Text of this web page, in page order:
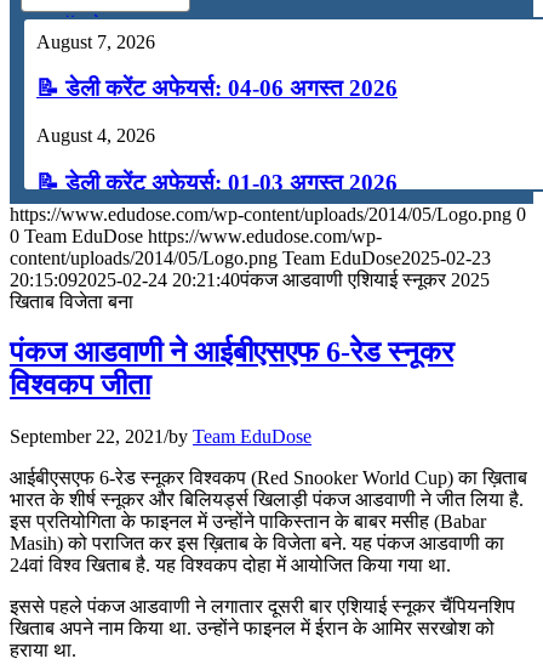
मॉक टेस्ट
टुडेज जीके
Menu Menu
August 7, 2026
📝 डेली करेंट अफेयर्स: 04-06 अगस्त 2026
August 4, 2026
📝 डेली करेंट अफेयर्स: 01-03 अगस्त 2026
July 31, 2026
📝 डेली करेंट अफेयर्स: 28-31 जुलाई 2026
📝 डेली करेंट अफेयर्स: 25-27 जुलाई 2026
📝 डेली करेंट अफेयर्स: 22-24 जुलाई 2026
July 22, 2026
📝 डेली करेंट अफेयर्स: 19-21 जुलाई 2026
July 19, 2026
📝 डेली करेंट अफेयर्स: 16-18 जुलाई 2026
https://www.edudose.com/wp-content/uploads/2014/05/Logo.png 0
0 Team EduDose https://www.edudose.com/wp-
content/uploads/2014/05/Logo.png Team EduDose2025-02-23
20:15:092025-02-24 20:21:40पंकज आडवाणी एशियाई स्नूकर 2025
खिताब विजेता बना
पंकज आडवाणी ने आईबीएसएफ 6-रेड स्नूकर
विश्वकप जीता
September 22, 2021/by Team EduDose
आईबीएसएफ 6-रेड स्नूकर विश्वकप (Red Snooker World Cup) का ख़िताब
भारत के शीर्ष स्नूकर और बिलियर्ड्स खिलाड़ी पंकज आडवाणी ने जीत लिया है.
इस प्रतियोगिता के फाइनल में उन्होंने पाकिस्तान के बाबर मसीह (Babar
Masih) को पराजित कर इस ख़िताब के विजेता बने. यह पंकज आडवाणी का
24वां विश्व खिताब है. यह विश्वकप दोहा में आयोजित किया गया था.
इससे पहले पंकज आडवाणी ने लगातार दूसरी बार एशियाई स्नूकर चैंपियनशिप
खिताब अपने नाम किया था. उन्होंने फाइनल में ईरान के आमिर सरखोश को
हराया था.